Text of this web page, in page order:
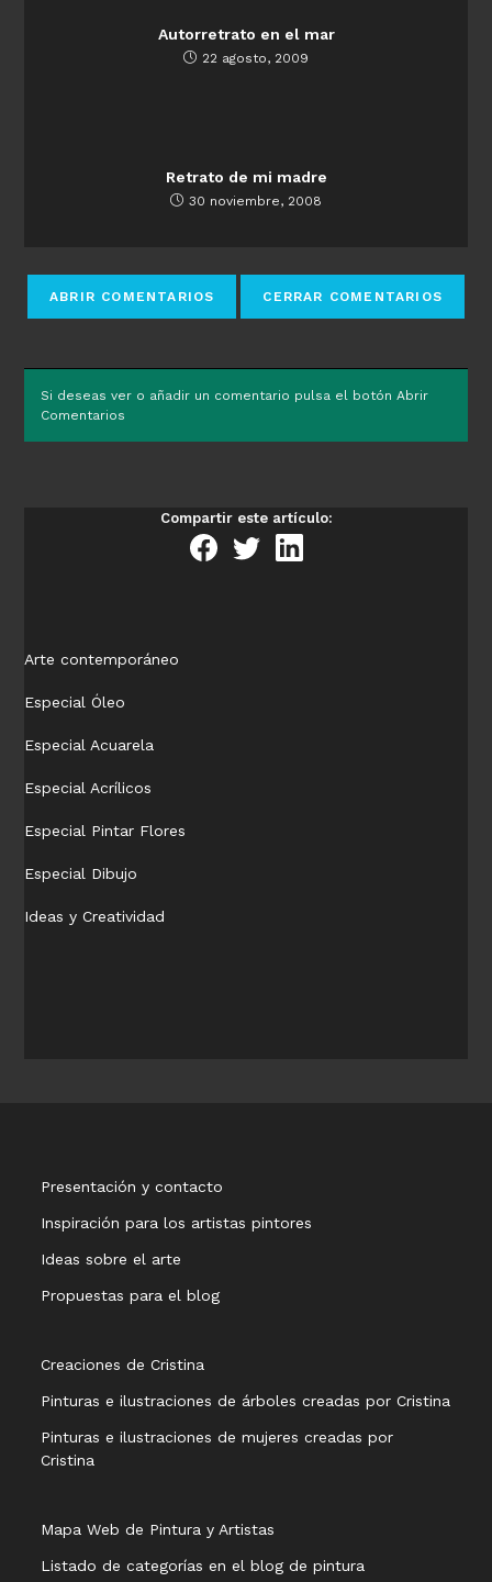
Autorretrato en el mar
22 agosto, 2009
Retrato de mi madre
30 noviembre, 2008
Si deseas ver o añadir un comentario pulsa el botón Abrir
Comentarios
Compartir este artículo:
Arte contemporáneo
Especial Óleo
Especial Acuarela
Especial Acrílicos
Especial Pintar Flores
Especial Dibujo
Ideas y Creatividad
Presentación y contacto
Inspiración para los artistas pintores
Ideas sobre el arte
Propuestas para el blog
Creaciones de Cristina
Pinturas e ilustraciones de árboles creadas por Cristina
Pinturas e ilustraciones de mujeres creadas por
Cristina
Mapa Web de Pintura y Artistas
Listado de categorías en el blog de pintura